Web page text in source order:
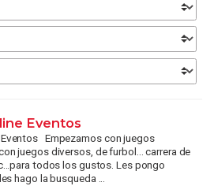
Eventos
Empezamos con juegos
juegos diversos, de furbol... carrera de
todos los gustos. Les pongo
hago la busqueda ...